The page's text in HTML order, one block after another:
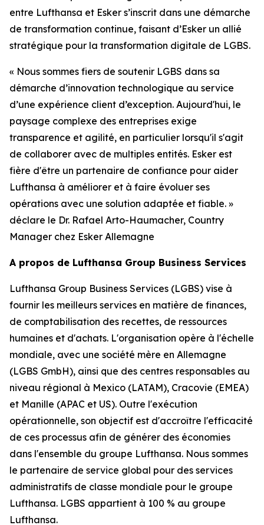
entre Lufthansa et Esker s’inscrit dans une démarche
de transformation continue, faisant d’Esker un allié
stratégique pour la transformation digitale de LGBS.
« Nous sommes fiers de soutenir LGBS dans sa
démarche d’innovation technologique au service
d’une expérience client d’exception. Aujourd'hui, le
paysage complexe des entreprises exige
transparence et agilité, en particulier lorsqu'il s'agit
de collaborer avec de multiples entités. Esker est
fière d'être un partenaire de confiance pour aider
Lufthansa à améliorer et à faire évoluer ses
opérations avec une solution adaptée et fiable. »
déclare le Dr. Rafael Arto-Haumacher, Country
Manager chez Esker Allemagne
A propos de Lufthansa Group Business Services
Lufthansa Group Business Services (LGBS) vise à
fournir les meilleurs services en matière de finances,
de comptabilisation des recettes, de ressources
humaines et d'achats. L'organisation opère à l'échelle
mondiale, avec une société mère en Allemagne
(LGBS GmbH), ainsi que des centres responsables au
niveau régional à Mexico (LATAM), Cracovie (EMEA)
et Manille (APAC et US). Outre l'exécution
opérationnelle, son objectif est d'accroître l'efficacité
de ces processus afin de générer des économies
dans l'ensemble du groupe Lufthansa. Nous sommes
le partenaire de service global pour des services
administratifs de classe mondiale pour le groupe
Lufthansa. LGBS appartient à 100 % au groupe
Lufthansa.